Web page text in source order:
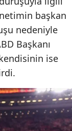
başkan
nedeniyle
Başkanı
ise